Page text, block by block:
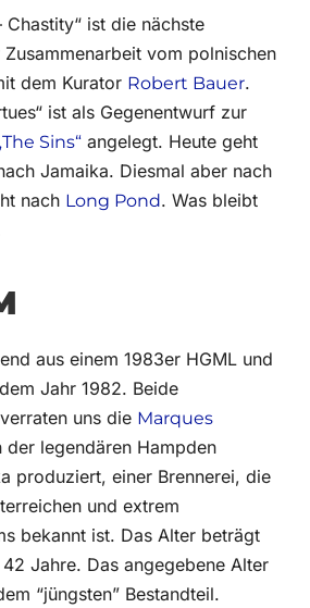
Chastity“ ist die nächste
vom polnischen
dem Kurator Robert Bauer.
ist als Gegenentwurf zur
Sins“ angelegt. Heute geht
Jamaika. Diesmal aber nach
nach Long Pond. Was bleibt
aus einem 1983er HGML und
Jahr 1982. Beide
uns die Marques
der legendären Hampden
produziert, einer Brennerei, die
und extrem
bekannt ist. Das Alter beträgt
Jahre. Das angegebene Alter
“jüngsten” Bestandteil.